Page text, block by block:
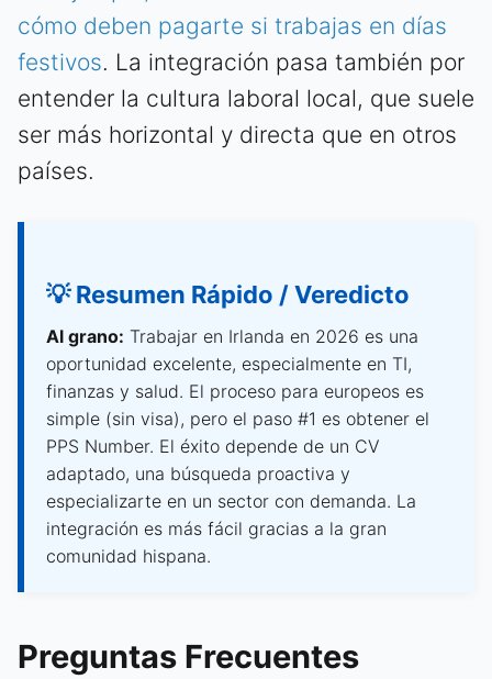
cómo deben pagarte si trabajas en días
festivos. La integración pasa también por
entender la cultura laboral local, que suele
ser más horizontal y directa que en otros
países.
💡 Resumen Rápido / Veredicto
Al grano: Trabajar en Irlanda en 2026 es una
oportunidad excelente, especialmente en TI,
finanzas y salud. El proceso para europeos es
simple (sin visa), pero el paso #1 es obtener el
PPS Number. El éxito depende de un CV
adaptado, una búsqueda proactiva y
especializarte en un sector con demanda. La
integración es más fácil gracias a la gran
comunidad hispana.
Preguntas Frecuentes